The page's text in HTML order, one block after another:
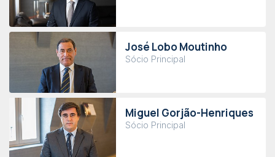
José Lobo Moutinho
Sócio Principal
Miguel Gorjão-Henriques
Sócio Principal